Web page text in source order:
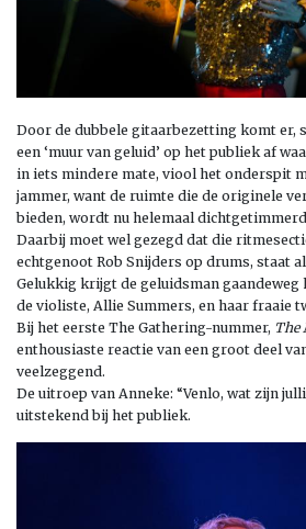
Door de dubbele gitaarbezetting komt er,
een ‘muur van geluid’ op het publiek af
in iets mindere mate, viool het onderspit
jammer, want de ruimte die de originele
bieden, wordt nu helemaal
Daarbij moet wel gezegd dat die
echtgenoot Rob Snijders op drums, staat
Gelukkig krijgt de geluidsman gaandeweg
de violiste, Allie Summers, en haar fraaie
Bij het eerste The Gathering-nummer, The
enthousiaste reactie van een groot deel
veelzeggend.
De uitroep van Anneke: “Venlo, wat zijn
uitstekend bij het publiek.